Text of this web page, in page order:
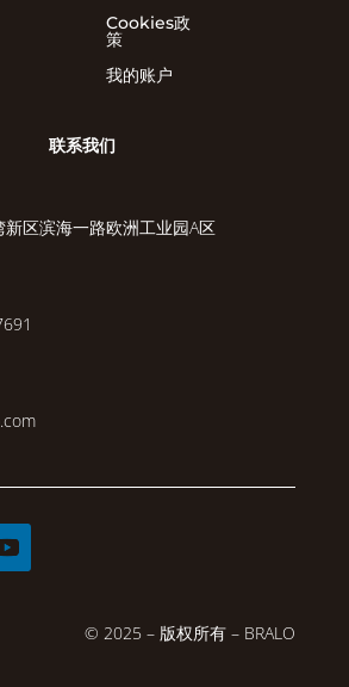
Cookies政
策
我的账户
联系我们
区滨海一路欧洲工业园A区
© 2025 – 版权所有 – BRALO